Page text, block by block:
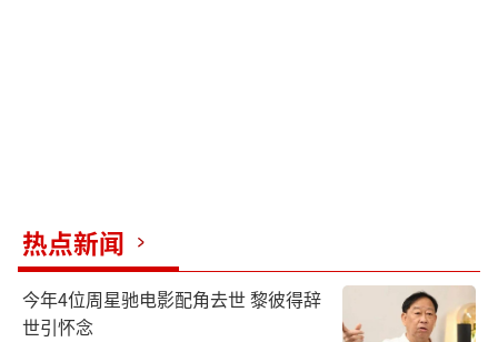
热点新闻
今年4位周星驰电影配角去世 黎彼得辞
世引怀念